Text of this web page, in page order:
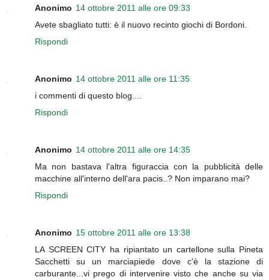
Anonimo 14 ottobre 2011 alle ore 09:33
Avete sbagliato tutti: è il nuovo recinto giochi di Bordoni.
Rispondi
Anonimo 14 ottobre 2011 alle ore 11:35
i commenti di questo blog....
Rispondi
Anonimo 14 ottobre 2011 alle ore 14:35
Ma non bastava l'altra figuraccia con la pubblicità delle
macchine all'interno dell'ara pacis..? Non imparano mai?
Rispondi
Anonimo 15 ottobre 2011 alle ore 13:38
LA SCREEN CITY ha ripiantato un cartellone sulla Pineta
Sacchetti su un marciapiede dove c'è la stazione di
carburante...vi prego di intervenire visto che anche su via